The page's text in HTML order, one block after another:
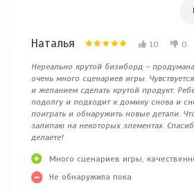
Наталья 10 0
Нереально крутой бизиборд –
очень много сценариев игры.
и желанием сделать крутой продукт.
подолгу и подходит к домику снова и
поиграть и обнаружить новые детали.
залипаю на некоторых элементах.
делаете!
Много сценариев игры,
Не обнаружила пока